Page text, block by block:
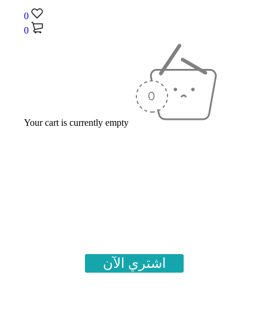
0
0
Your cart is currently empty
اشتري الآن